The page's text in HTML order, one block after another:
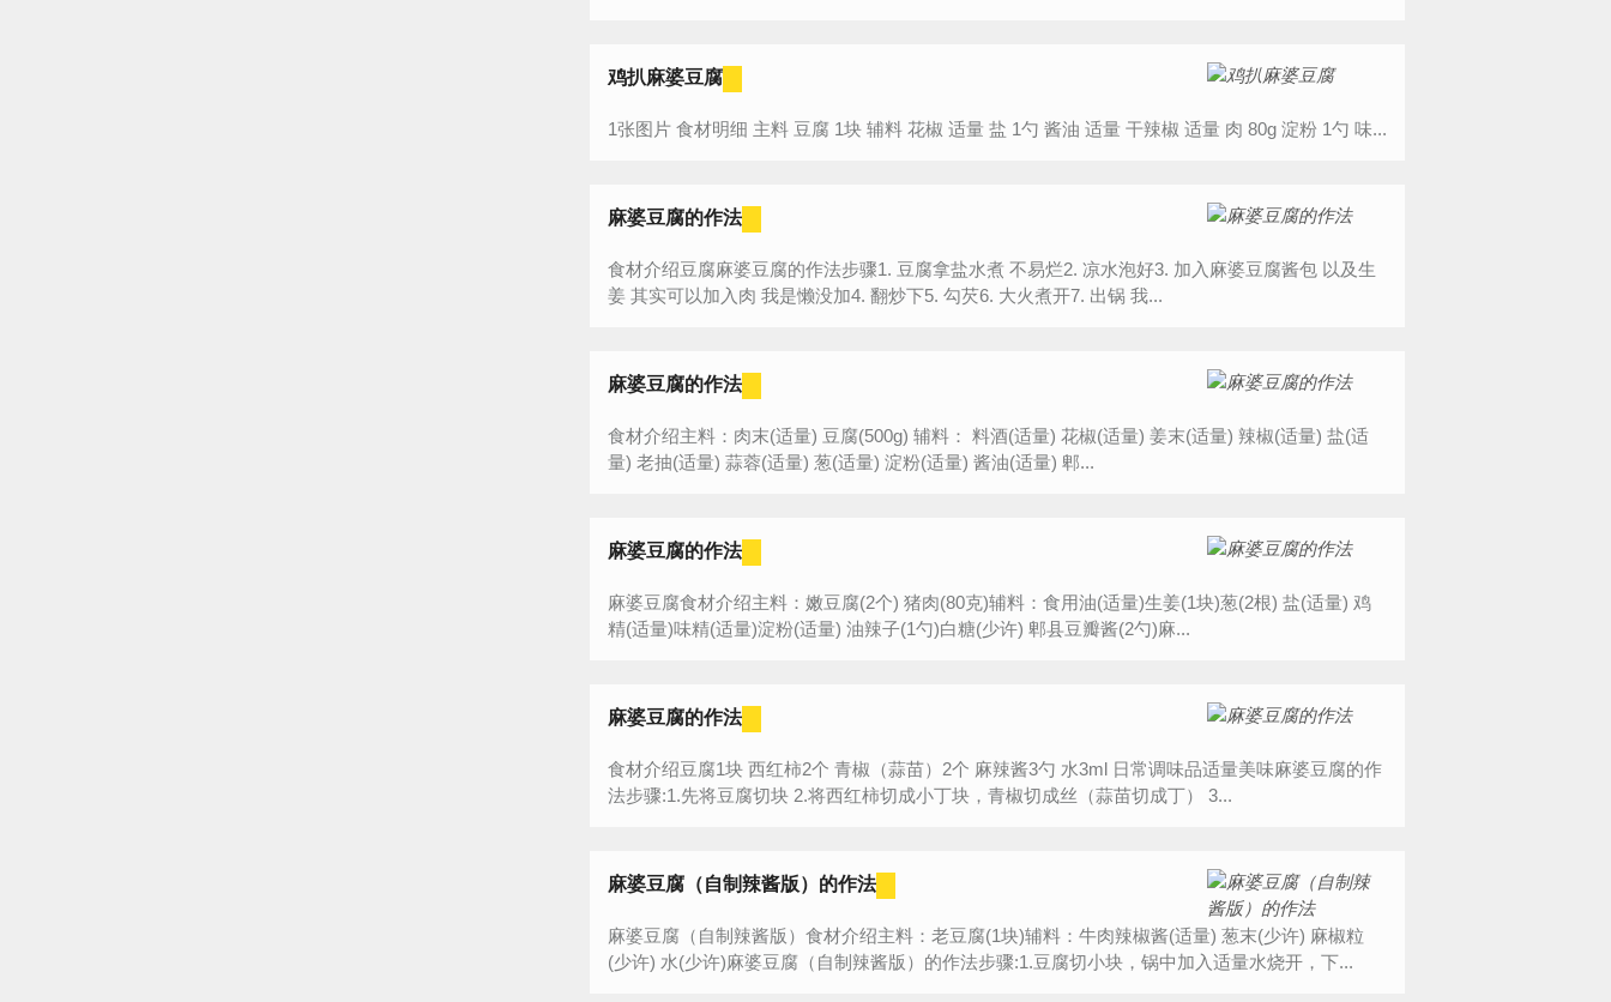
鸡扒麻婆豆腐
1张图片 食材明细 主料 豆腐 1块 辅料 花椒 适量 盐 1勺 酱油 适量 干辣椒 适量 肉 80g 淀粉 1勺 味...
麻婆豆腐的作法
食材介绍豆腐麻婆豆腐的作法步骤1. 豆腐拿盐水煮 不易烂2. 凉水泡好3. 加入麻婆豆腐酱包 以及生
姜 其实可以加入肉 我是懒没加4. 翻炒下5. 勾芡6. 大火煮开7. 出锅 我...
麻婆豆腐的作法
食材介绍主料：肉末(适量) 豆腐(500g) 辅料： 料酒(适量) 花椒(适量) 姜末(适量) 辣椒(适量) 盐(适
量) 老抽(适量) 蒜蓉(适量) 葱(适量) 淀粉(适量) 酱油(适量) 郫...
麻婆豆腐的作法
麻婆豆腐食材介绍主料：嫩豆腐(2个) 猪肉(80克)辅料：食用油(适量)生姜(1块)葱(2根) 盐(适量) 鸡
精(适量)味精(适量)淀粉(适量) 油辣子(1勺)白糖(少许) 郫县豆瓣酱(2勺)麻...
麻婆豆腐的作法
食材介绍豆腐1块 西红柿2个 青椒（蒜苗）2个 麻辣酱3勺 水3ml 日常调味品适量美味麻婆豆腐的作
法步骤:1.先将豆腐切块 2.将西红柿切成小丁块，青椒切成丝（蒜苗切成丁） 3...
麻婆豆腐（自制辣酱版）的作法
麻婆豆腐（自制辣酱版）食材介绍主料：老豆腐(1块)辅料：牛肉辣椒酱(适量) 葱末(少许) 麻椒粒
(少许) 水(少许)麻婆豆腐（自制辣酱版）的作法步骤:1.豆腐切小块，锅中加入适量水烧开，下...